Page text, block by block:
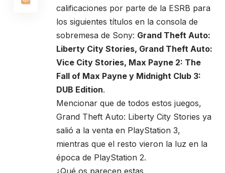
calificaciones por parte de la ESRB para
los siguientes títulos en la consola de
sobremesa de Sony: Grand Theft Auto:
Liberty City Stories, Grand Theft Auto:
Vice City Stories, Max Payne 2: The
Fall of Max Payne y Midnight Club 3:
DUB Edition.
Mencionar que de todos estos juegos,
Grand Theft Auto: Liberty City Stories ya
salió a la venta en PlayStation 3,
mientras que el resto vieron la luz en la
época de PlayStation 2.
¿Qué os parecen estas